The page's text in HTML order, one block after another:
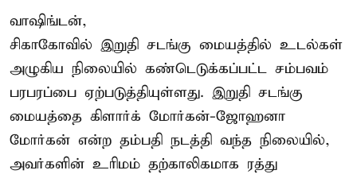
வாஷிங்டன்,
சிகாகோவில் இறுதி சடங்கு மையத்தில் உடல்கள்
அழுகிய நிலையில் கண்டெடுக்கப்பட்ட சம்பவம்
பரபரப்பை ஏற்படுத்தியுள்ளது. இறுதி சடங்கு
மையத்தை கிளார்க் மோர்கன்-ஜோஹனா
மோர்கன் என்ற தம்பதி நடத்தி வந்த நிலையில்,
அவர்களின் உரிமம் தற்காலிகமாக ரத்து